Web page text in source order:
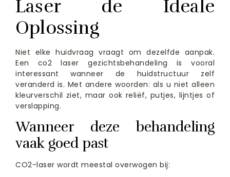
Laser de Ideale
Oplossing
Niet elke huidvraag vraagt om dezelfde aanpak.
Een co2 laser gezichtsbehandeling is vooral
interessant wanneer de huidstructuur zelf
veranderd is. Met andere woorden: als u niet alleen
kleurverschil ziet, maar ook reliëf, putjes, lijntjes of
verslapping.
Wanneer deze behandeling
vaak goed past
CO2-laser wordt meestal overwogen bij: